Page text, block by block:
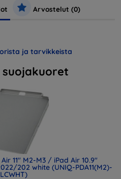
Arvostelut (0)
ja tarvikkeista
11" M2-M3 / iPad Air 10.9"
202 white (UNIQ-PDA11(M2)-